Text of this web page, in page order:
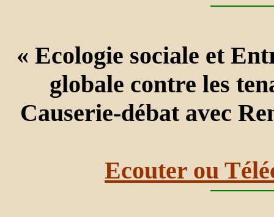
« Ecologie sociale et
globale contre les
Causerie-débat avec
Ecouter ou